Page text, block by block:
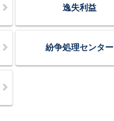
逸失利益
紛争処理センター